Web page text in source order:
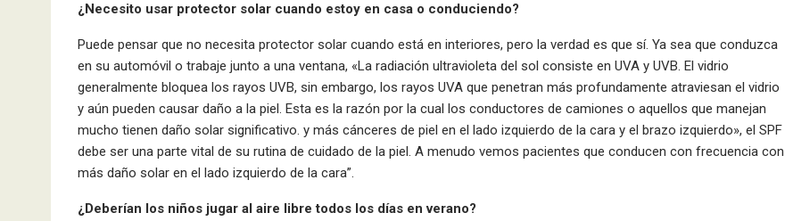
¿Necesito usar protector solar cuando estoy en casa o conduciendo?
Puede pensar que no necesita protector solar cuando está en interiores, pero la verdad es que sí. Ya sea que conduzca
en su automóvil o trabaje junto a una ventana, «La radiación ultravioleta del sol consiste en UVA y UVB. El vidrio
generalmente bloquea los rayos UVB, sin embargo, los rayos UVA que penetran más profundamente atraviesan el vidrio
y aún pueden causar daño a la piel. Esta es la razón por la cual los conductores de camiones o aquellos que manejan
mucho tienen daño solar significativo. y más cánceres de piel en el lado izquierdo de la cara y el brazo izquierdo», el SPF
debe ser una parte vital de su rutina de cuidado de la piel. A menudo vemos pacientes que conducen con frecuencia con
más daño solar en el lado izquierdo de la cara”.
¿Deberían los niños jugar al aire libre todos los días en verano?